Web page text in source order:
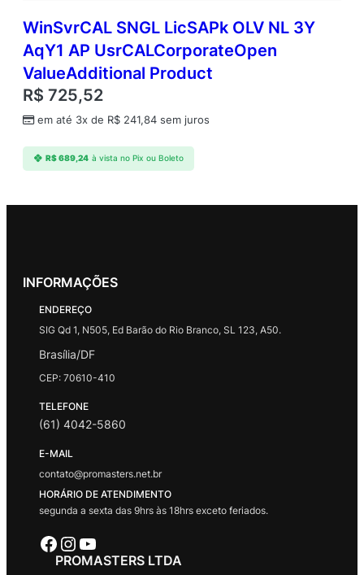
WinSvrCAL SNGL LicSAPk OLV NL 3Y
AqY1 AP UsrCALCorporateOpen
ValueAdditional Product
R$ 725,52
em até 3x de R$ 241,84 sem juros
R$689,24 à vista no Pix ou Boleto
INFORMAÇÕES
ENDEREÇO
SIG Qd 1, N505, Ed Barão do Rio Branco, SL 123, A50.
Brasília/DF
CEP: 70610-410
TELEFONE
(61) 4042-5860
E-MAIL
contato@promasters.net.br
HORÁRIO DE ATENDIMENTO
segunda a sexta das 9hrs às 18hrs exceto feriados.
Facebook Instagram Youtube
PROMASTERS LTDA